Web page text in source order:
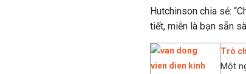
Hutchinson chia sẻ:
tiết, miễn là bạn sẵn
Trò
Một